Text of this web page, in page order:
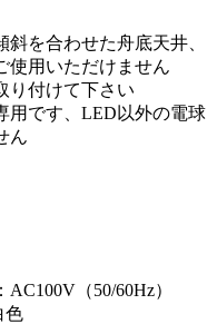
斜を合わせた舟底天井、
使用いただけません
り付けて下さい
用です、LED以外の電球
ん
（50/60Hz）
色